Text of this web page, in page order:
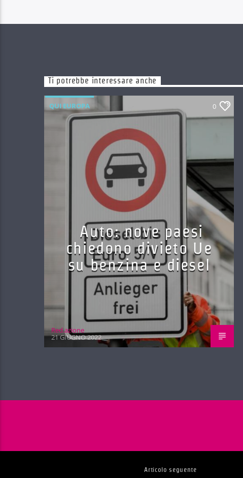
Ti potrebbe interessare anche
QUI EUROPA 0
Auto: nove paesi
chiedono divieto Ue
su benzina e diesel
Red.azione
21 GIUGNO 2022
Articolo seguente